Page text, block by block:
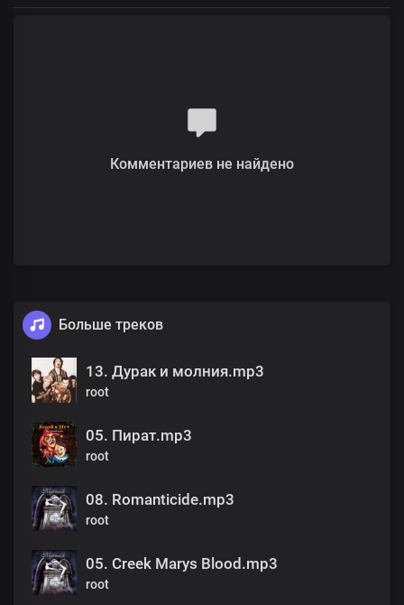
Комментариев не найдено
Больше треков
13. Дурак и молния.mp3
root
05. Пират.mp3
root
08. Romanticide.mp3
root
05. Creek Marys Blood.mp3
root